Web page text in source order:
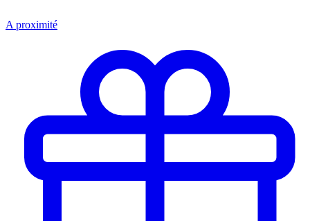
A proximité